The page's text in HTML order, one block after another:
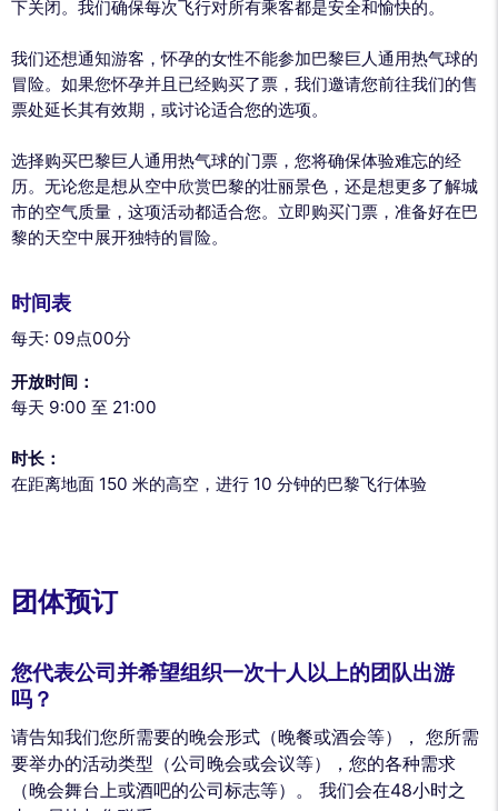
下关闭。我们确保每次飞行对所有乘客都是安全和愉快的。
我们还想通知游客，怀孕的女性不能参加巴黎巨人通用热气球的
冒险。如果您怀孕并且已经购买了票，我们邀请您前往我们的售
票处延长其有效期，或讨论适合您的选项。
选择购买巴黎巨人通用热气球的门票，您将确保体验难忘的经
历。无论您是想从空中欣赏巴黎的壮丽景色，还是想更多了解城
市的空气质量，这项活动都适合您。立即购买门票，准备好在巴
黎的天空中展开独特的冒险。
时间表
每天: 09点00分
开放时间：
每天 9:00 至 21:00
时长：
在距离地面 150 米的高空，进行 10 分钟的巴黎飞行体验
团体预订
您代表公司并希望组织一次十人以上的团队出游
吗？
请告知我们您所需要的晚会形式（晚餐或酒会等）， 您所需
要举办的活动类型（公司晚会或会议等），您的各种需求
（晚会舞台上或酒吧的公司标志等）。 我们会在48小时之